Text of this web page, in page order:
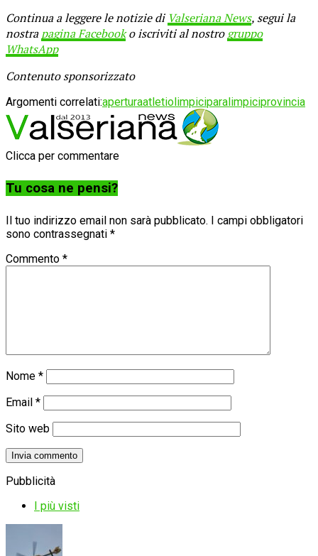
Continua a leggere le notizie di Valseriana News, segui la
nostrapagina Facebooko iscriviti al nostrogruppo
WhatsApp
Contenuto sponsorizzato
Argomenti correlati:aperturaatletiolimpiciparalimpiciprovincia
Clicca per commentare
Tu cosa ne pensi?
Il tuo indirizzo email non sarà pubblicato. I campi obbligatori
sono contrassegnati *
Commento *
Nome *
Email *
Sito web
Pubblicità
I più visti